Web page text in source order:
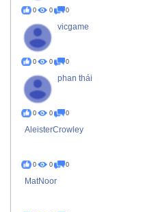
0 0 0
vicgame
0 0 0
phan thái
0 0 0
AleisterCrowley
0 0 0
MatNoor